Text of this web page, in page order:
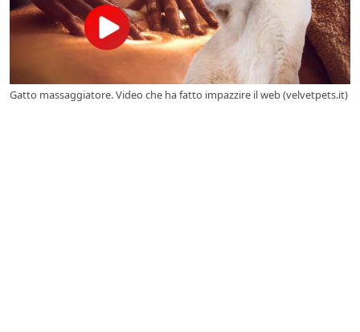
Gatto massaggiatore. Video che ha fatto impazzire il web (velvetpets.it)